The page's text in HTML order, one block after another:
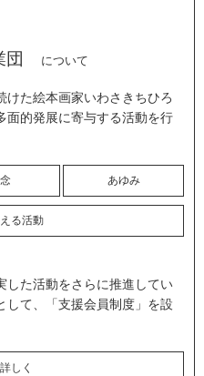
団 について
た絵本画家いわさきちひろ
面的発展に寄与する活動を行
あゆみ
る活動
した活動をさらに推進してい
して、「支援会員制度」を設
しく